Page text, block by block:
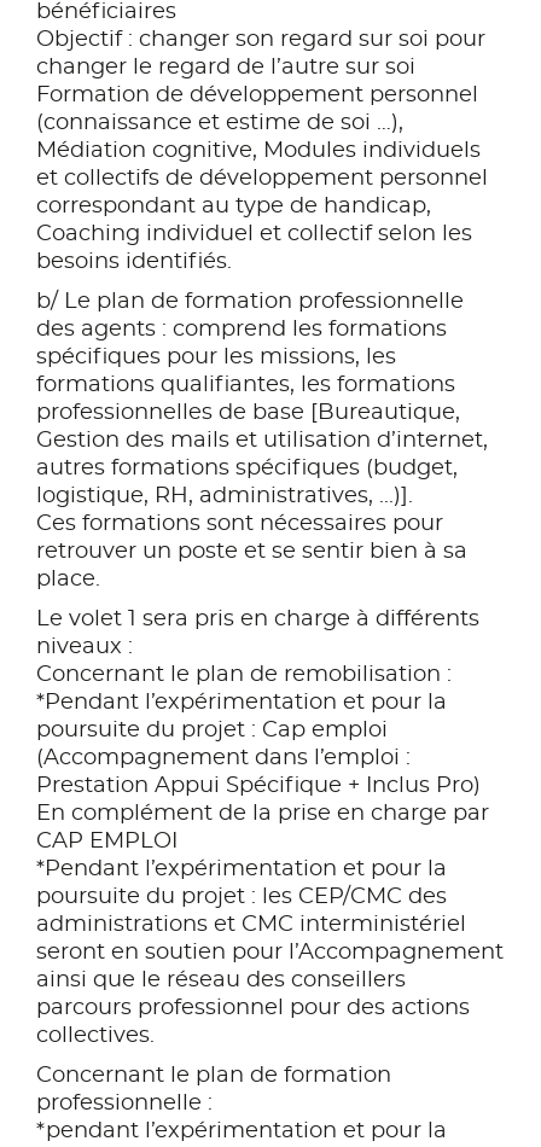
bénéficiaires
Objectif : changer son regard sur soi pour
changer le regard de l’autre sur soi
Formation de développement personnel
(connaissance et estime de soi …),
Médiation cognitive, Modules individuels
et collectifs de développement personnel
correspondant au type de handicap,
Coaching individuel et collectif selon les
besoins identifiés.
b/ Le plan de formation professionnelle
des agents : comprend les formations
spécifiques pour les missions, les
formations qualifiantes, les formations
professionnelles de base [Bureautique,
Gestion des mails et utilisation d’internet,
autres formations spécifiques (budget,
logistique, RH, administratives, ...)].
Ces formations sont nécessaires pour
retrouver un poste et se sentir bien à sa
place.
Le volet 1 sera pris en charge à différents
niveaux :
Concernant le plan de remobilisation :
*Pendant l’expérimentation et pour la
poursuite du projet : Cap emploi
(Accompagnement dans l’emploi :
Prestation Appui Spécifique + Inclus Pro)
En complément de la prise en charge par
CAP EMPLOI
*Pendant l’expérimentation et pour la
poursuite du projet : les CEP/CMC des
administrations et CMC interministériel
seront en soutien pour l’Accompagnement
ainsi que le réseau des conseillers
parcours professionnel pour des actions
collectives.
Concernant le plan de formation
professionnelle :
*pendant l’expérimentation et pour la